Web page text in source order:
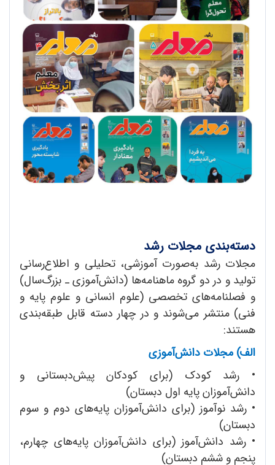
دسته‌بندی مجلات رشد
مجلات رشد به‌صورت آموزشی، تحلیلی و اطلاع‌رسانی
تولید و در دو گروه ماهنامه‌ها (دانش‌آموزی ـ بزرگ‌سال)
و فصلنامه‌های تخصصی (علوم انسانی و علوم پایه و
فنی) منتشر می‌شوند و در چهار دسته قابل طبقه‌بندی
هستند:
الف) مجلات دانش‌آموزی
• رشد کودک (برای کودکان پیش‌دبستانی و
دانش‌آموزان پایه اول دبستان)
• رشد نوآموز (برای دانش‌آموزان پایه‌های دوم و سوم
دبستان)
• رشد دانش‌آموز (برای دانش‌آموزان پایه‌های چهارم،
پنجم و ششم دبستان)